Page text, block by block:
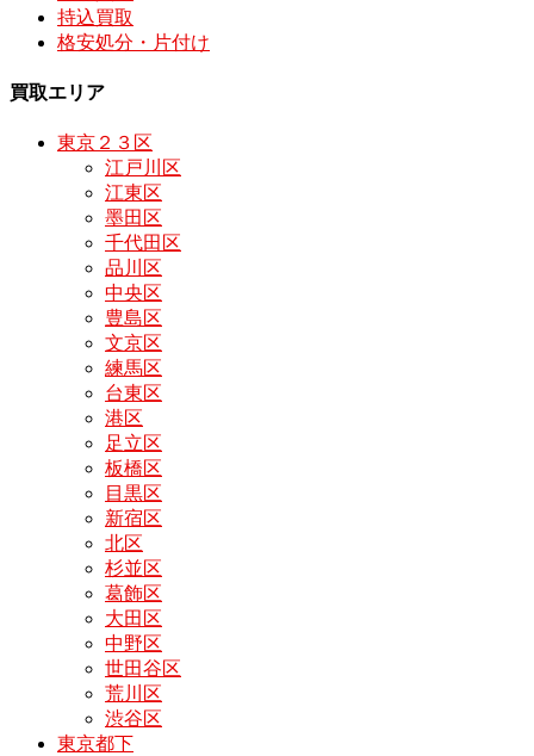
持込買取
格安処分・片付け
買取エリア
東京２３区
江戸川区
江東区
墨田区
千代田区
品川区
中央区
豊島区
文京区
練馬区
台東区
港区
足立区
板橋区
目黒区
新宿区
北区
杉並区
葛飾区
大田区
中野区
世田谷区
荒川区
渋谷区
東京都下